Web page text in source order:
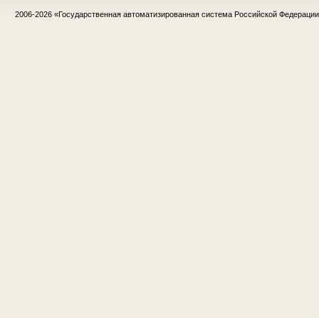
2006-2026 «Государственная автоматизированная система Российской